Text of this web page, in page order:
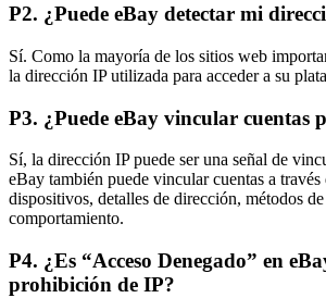
P2. ¿Puede eBay detectar mi
Sí. Como la mayoría de los sitios web
la dirección IP utilizada para acceder a su
P3. ¿Puede eBay vincular cuentas
Sí, la dirección IP puede ser una señal de
eBay también puede vincular cuentas a través
dispositivos, detalles de dirección, métodos
comportamiento.
P4. ¿Es “Acceso Denegado” en
prohibición de IP?